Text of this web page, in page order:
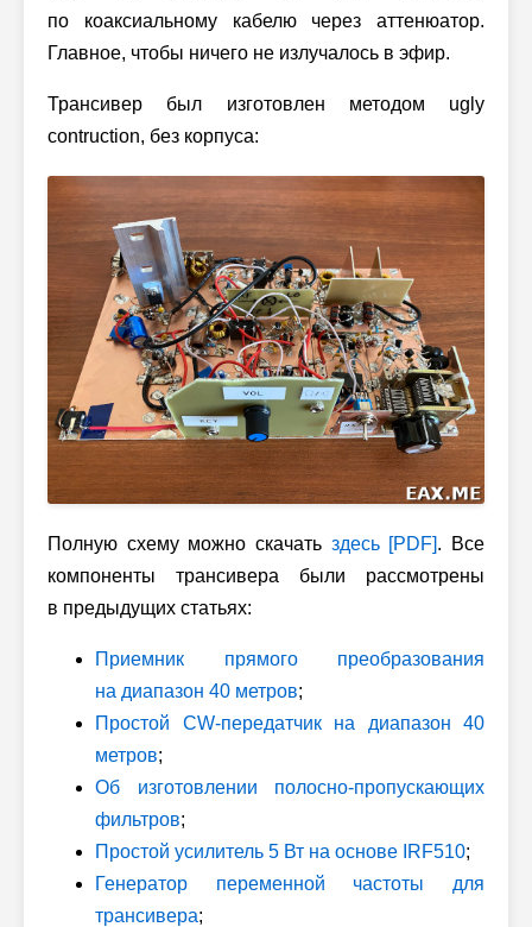
по коаксиальному кабелю через аттенюатор.
Главное, чтобы ничего не излучалось в эфир.
Трансивер был изготовлен методом ugly
contruction, без корпуса:
Полную схему можно скачать здесь [PDF]. Все
компоненты трансивера были рассмотрены
в предыдущих статьях:
Приемник прямого преобразования
на диапазон 40 метров;
Простой CW-передатчик на диапазон 40
метров;
Об изготовлении полосно-пропускающих
фильтров;
Простой усилитель 5 Вт на основе IRF510;
Генератор переменной частоты для
трансивера;